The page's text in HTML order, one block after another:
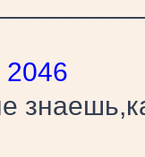
2046